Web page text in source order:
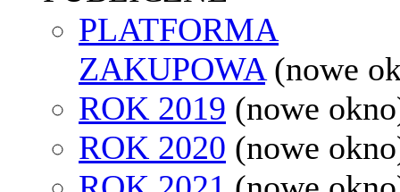
PLATFORMA
ZAKUPOWA (nowe
ROK 2019 (nowe
ROK 2020 (nowe